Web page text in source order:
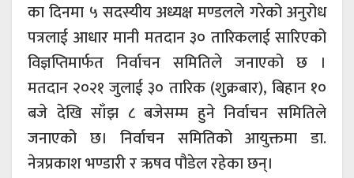
का दिनमा ५ सदस्यीय अध्यक्ष मण्डलले गरेको अनुरोध
पत्रलाई आधार मानी मतदान ३० तारिकलाई सारिएको
विज्ञप्तिमार्फत निर्वाचन समितिले जनाएको छ ।
मतदान २०२१ जुलाई ३० तारिक (शुक्रबार), बिहान १०
बजे देखि साँझ ८ बजेसम्म हुने निर्वाचन समितिले
जनाएको छ। निर्वाचन समितिको आयुक्तमा डा.
नेत्रप्रकाश भण्डारी र ऋषव पौडेल रहेका छन्।